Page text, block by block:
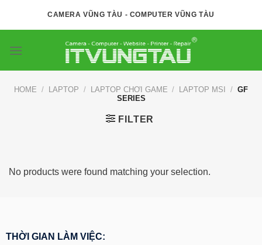
CAMERA VŨNG TÀU - COMPUTER VŨNG TÀU
HOME / LAPTOP / LAPTOP CHƠI GAME / LAPTOP MSI / GF
SERIES
FILTER
No products were found matching your selection.
THỜI GIAN LÀM VIỆC: